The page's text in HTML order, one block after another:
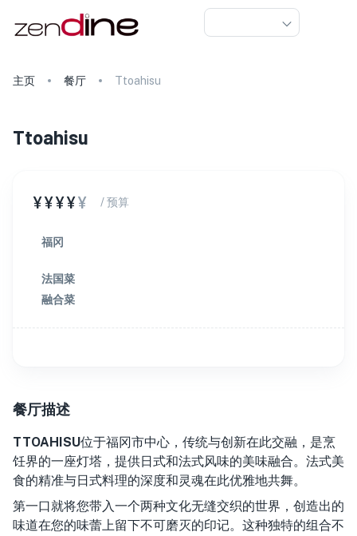
主页 餐厅 Ttoahisu
Ttoahisu
¥¥¥¥¥ / 预算
福冈
法国菜
融合菜
餐厅描述
TTOAHISU位于福冈市中心，传统与创新在此交融，是烹
饪界的一座灯塔，提供日式和法式风味的美味融合。法式美
食的精准与日式料理的深度和灵魂在此优雅地共舞。
第一口就将您带入一个两种文化无缝交织的世界，创造出的
味道在您的味蕾上留下不可磨灭的印记。这种独特的组合不